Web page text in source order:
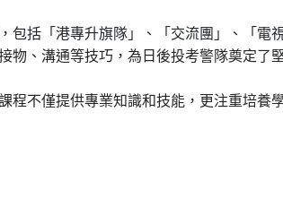
括「港專升旗隊」、「交流團」、「電
、溝通等技巧，為日後投考警隊奠定了
不僅提供專業知識和技能，更注重培養